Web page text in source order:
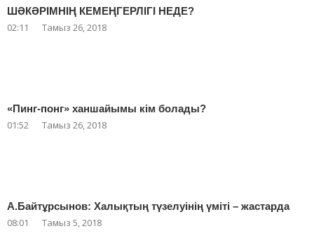
ШӘКӘРІМНІҢ КЕМЕҢГЕРЛІГІ НЕДЕ?
02:11 Тамыз 26, 2018
«Пинг-понг» ханшайымы кім болады?
01:52 Тамыз 26, 2018
А.Байтұрсынов: Халықтың түзелуінің үміті – жастарда
08:01 Тамыз 5, 2018